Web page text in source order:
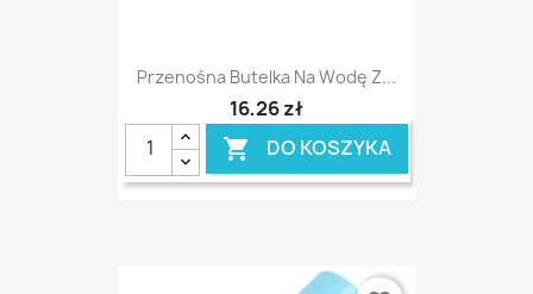
Przenośna Butelka Na Wodę Z...
16,26 zł
 DO KOSZYKA